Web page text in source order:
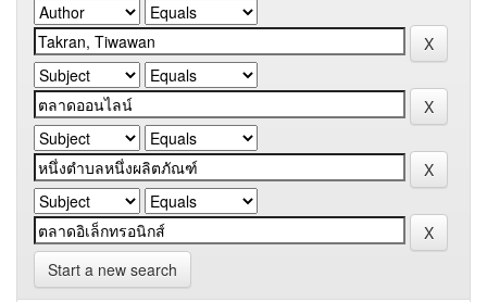
Start a new search